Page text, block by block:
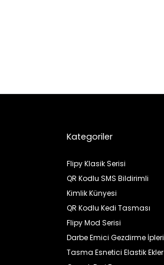
Kategoriler
Flipy Klasik Serisi
QR Kodlu SMS Bildirimli
Kimlik Künyesi
QR Kodlu Kedi Tasması
Flipy Mod Serisi
Darbe Emici Gezdirme İpleri
Tasma Esnetici Elastik Ekler